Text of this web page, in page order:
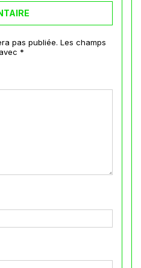
pas publiée. Les champs
*